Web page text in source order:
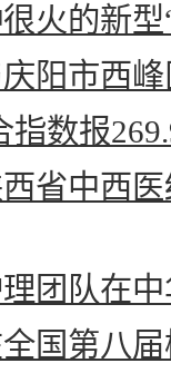
火的新
阳市西
数报
省中西
团队在
国第八